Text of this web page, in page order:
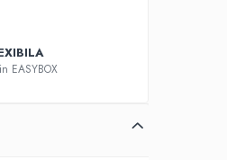
EASYBOX